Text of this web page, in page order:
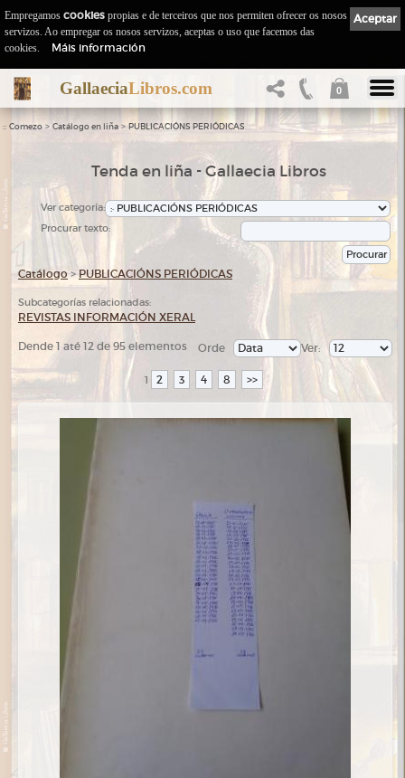
GallaeciaLibros.com 0
:: Comezo > Catálogo en liña > PUBLICACIÓNS PERIÓDICAS
Tenda en liña - Gallaecia Libros
Ver categoría:
Procurar texto:
Catálogo >PUBLICACIÓNS PERIÓDICAS
Subcategorías relacionadas:
REVISTAS INFORMACIÓN XERAL
Dende 1 até 12 de 95 elementos Ver:
Orde
1 2 3 4 8 >>
Aceptar
Empregamos cookies propias e de terceiros que nos permiten ofrecer os nosos
servizos. Ao empregar os nosos servizos, aceptas o uso que facemos das
cookies.
Máis información